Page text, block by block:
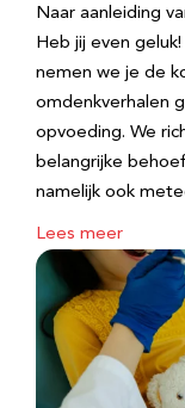
Naar aanleiding
Heb jij even
nemen we je de
omdenkverhalen
opvoeding. We
belangrijke
namelijk ook
Lees meer